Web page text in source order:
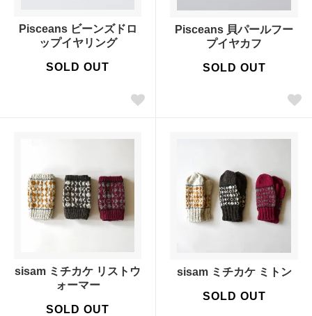
Pisceans ビーンズドロ
ップイヤリング
SOLD OUT
Pisceans 貝パールフー
プイヤカフ
SOLD OUT
sisam ミチカケ リストウ
ォーマー
SOLD OUT
sisam ミチカケ ミトン
SOLD OUT